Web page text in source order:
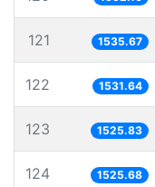
121 1535.67
122 1531.64
123 1525.83
124 1525.68